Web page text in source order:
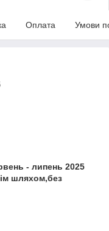
Оплата Умови
- липень 2025
шляхом,без